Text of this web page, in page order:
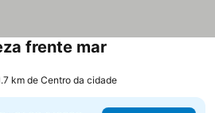
frente mar
km de Centro da cidade